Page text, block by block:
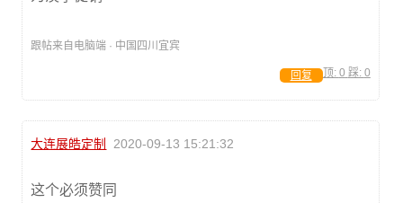
跟帖来自电脑端 · 中国四川宜宾
顶: 0 踩: 0
回复
大连展皓定制 2020-09-13 15:21:32
这个必须赞同